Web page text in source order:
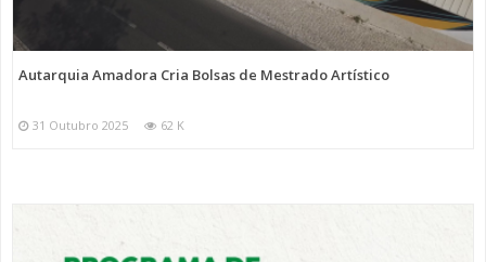
Autarquia Amadora Cria Bolsas de Mestrado Artístico
31 Outubro 2025 62 K